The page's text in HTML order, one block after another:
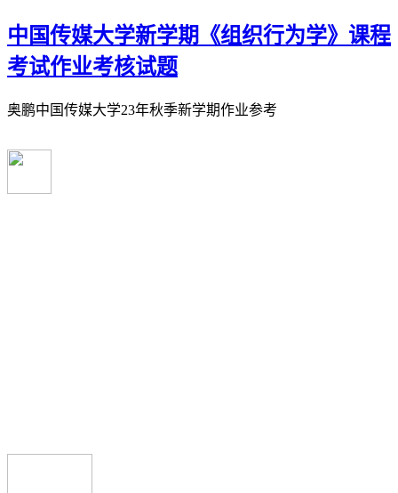
中国传媒大学新学期《组织行为学》课程
考试作业考核试题
奥鹏中国传媒大学23年秋季新学期作业参考